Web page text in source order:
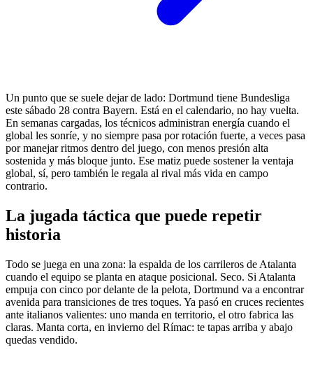
Un punto que se suele dejar de lado: Dortmund tiene Bundesliga
este sábado 28 contra Bayern. Está en el calendario, no hay vuelta.
En semanas cargadas, los técnicos administran energía cuando el
global les sonríe, y no siempre pasa por rotación fuerte, a veces pasa
por manejar ritmos dentro del juego, con menos presión alta
sostenida y más bloque junto. Ese matiz puede sostener la ventaja
global, sí, pero también le regala al rival más vida en campo
contrario.
La jugada táctica que puede repetir
historia
Todo se juega en una zona: la espalda de los carrileros de Atalanta
cuando el equipo se planta en ataque posicional. Seco. Si Atalanta
empuja con cinco por delante de la pelota, Dortmund va a encontrar
avenida para transiciones de tres toques. Ya pasó en cruces recientes
ante italianos valientes: uno manda en territorio, el otro fabrica las
claras. Manta corta, en invierno del Rímac: te tapas arriba y abajo
quedas vendido.